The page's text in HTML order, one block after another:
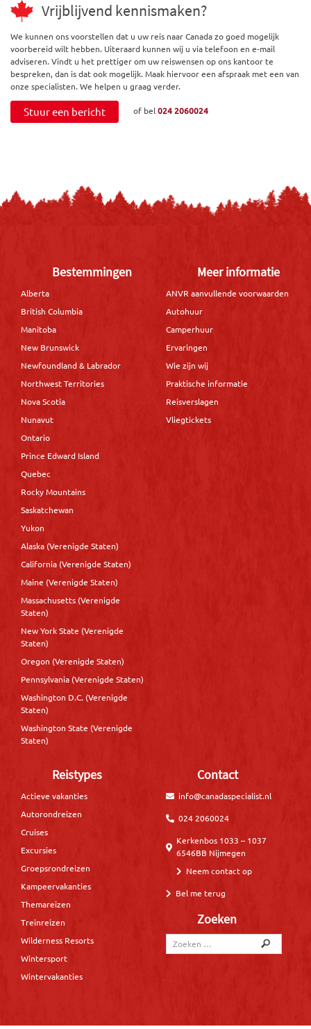
Vrijblijvend kennismaken?
We kunnen ons voorstellen dat u uw reis naar Canada zo goed mogelijk
voorbereid wilt hebben. Uiteraard kunnen wij u via telefoon en e-mail
adviseren. Vindt u het prettiger om uw reiswensen op ons kantoor te
bespreken, dan is dat ook mogelijk. Maak hiervoor een afspraak met een van
onze specialisten. We helpen u graag verder.
Stuur een bericht of bel024 2060024
Bestemmingen
Alberta
British Columbia
Manitoba
New Brunswick
Newfoundland & Labrador
Northwest Territories
Nova Scotia
Nunavut
Ontario
Prince Edward Island
Quebec
Rocky Mountains
Saskatchewan
Yukon
Alaska (Verenigde Staten)
California (Verenigde Staten)
Maine (Verenigde Staten)
Massachusetts (Verenigde
Staten)
New York State (Verenigde
Staten)
Oregon (Verenigde Staten)
Pennsylvania (Verenigde Staten)
Washington D.C. (Verenigde
Staten)
Washington State (Verenigde
Staten)
Meer informatie
ANVR aanvullende voorwaarden
Autohuur
Camperhuur
Ervaringen
Wie zijn wij
Praktische informatie
Reisverslagen
Vliegtickets
Reistypes
Actieve vakanties
Autorondreizen
Cruises
Excursies
Groepsrondreizen
Kampeervakanties
Themareizen
Treinreizen
Wilderness Resorts
Wintersport
Wintervakanties
Contact
info@canadaspecialist.nl
024 2060024
Kerkenbos 1033 – 1037
6546BB Nijmegen
Neem contact op
Bel me terug
Zoeken